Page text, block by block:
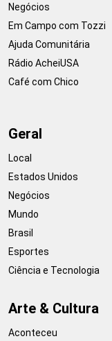
Negócios
Em Campo com Tozzi
Ajuda Comunitária
Rádio AcheiUSA
Café com Chico
Geral
Local
Estados Unidos
Negócios
Mundo
Brasil
Esportes
Ciência e Tecnologia
Arte & Cultura
Aconteceu